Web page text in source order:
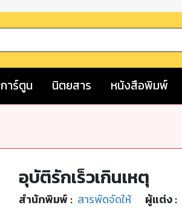
การ์ตูน นิตยสาร หนังสือพิมพ์
อุบัติรักเร็วเกินเหตุ
สำนักพิมพ์ : สารพัดจัดให้ ผู้แต่ง :